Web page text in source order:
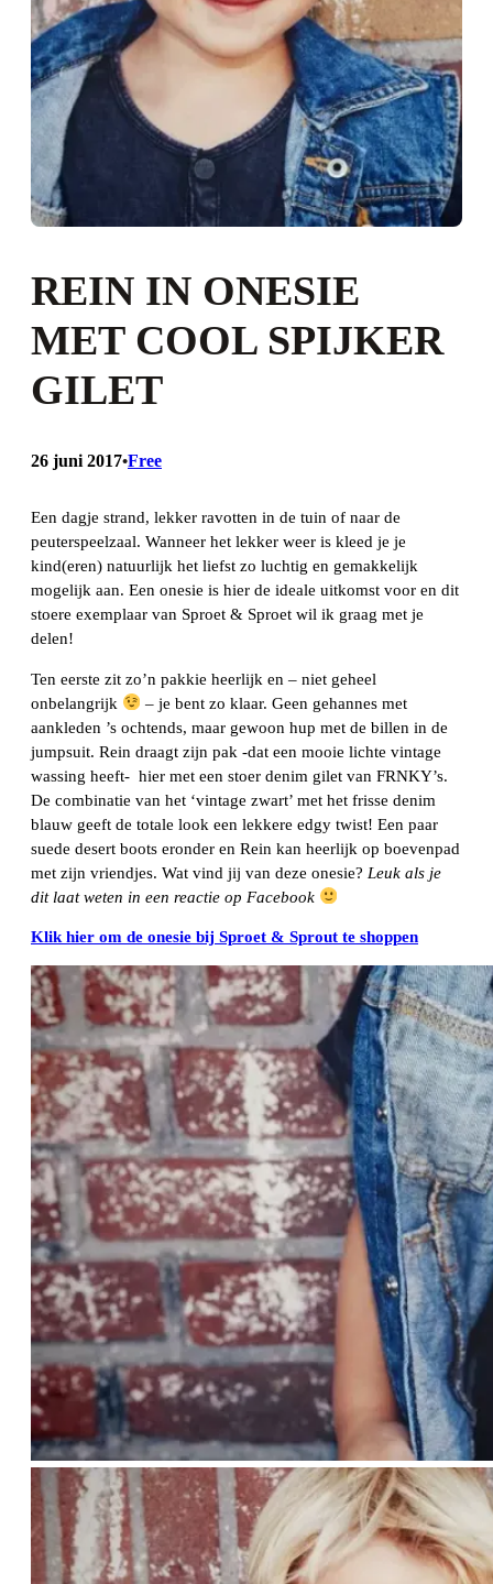
REIN IN ONESIE
MET COOL SPIJKER
GILET
26 juni 2017•Free
Een dagje strand, lekker ravotten in de tuin of naar de
peuterspeelzaal. Wanneer het lekker weer is kleed je je
kind(eren) natuurlijk het liefst zo luchtig en gemakkelijk
mogelijk aan. Een onesie is hier de ideale uitkomst voor en dit
stoere exemplaar van Sproet & Sproet wil ik graag met je
delen!
Ten eerste zit zo’n pakkie heerlijk en – niet geheel
onbelangrijk
– je bent zo klaar. Geen gehannes met
aankleden ’s ochtends, maar gewoon hup met de billen in de
jumpsuit. Rein draagt zijn pak -dat een mooie lichte vintage
wassing heeft- hier met een stoer denim gilet van FRNKY’s.
De combinatie van het ‘vintage zwart’ met het frisse denim
blauw geeft de totale look een lekkere edgy twist! Een paar
suede desert boots eronder en Rein kan heerlijk op boevenpad
met zijn vriendjes. Wat vind jij van deze onesie? Leuk als je
dit laat weten in een reactie op Facebook
Klik hier om de onesie bij Sproet & Sprout te shoppen